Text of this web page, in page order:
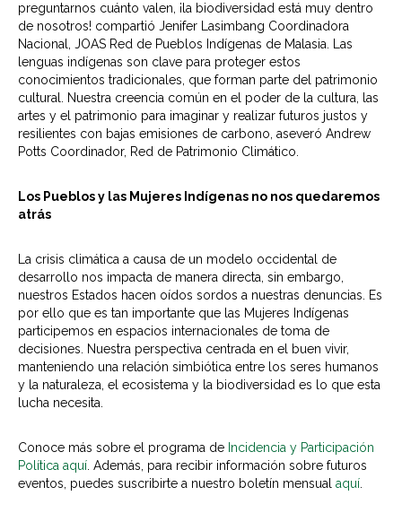
preguntarnos cuánto valen, ¡la biodiversidad está muy dentro
de nosotros! compartió Jenifer Lasimbang Coordinadora
Nacional, JOAS Red de Pueblos Indígenas de Malasia. Las
lenguas indígenas son clave para proteger estos
conocimientos tradicionales, que forman parte del patrimonio
cultural. Nuestra creencia común en el poder de la cultura, las
artes y el patrimonio para imaginar y realizar futuros justos y
resilientes con bajas emisiones de carbono, aseveró Andrew
Potts Coordinador, Red de Patrimonio Climático.
Los Pueblos y las Mujeres Indígenas no nos quedaremos
atrás
La crisis climática a causa de un modelo occidental de
desarrollo nos impacta de manera directa, sin embargo,
nuestros Estados hacen oídos sordos a nuestras denuncias. Es
por ello que es tan importante que las Mujeres Indígenas
participemos en espacios internacionales de toma de
decisiones. Nuestra perspectiva centrada en el buen vivir,
manteniendo una relación simbiótica entre los seres humanos
y la naturaleza, el ecosistema y la biodiversidad es lo que esta
lucha necesita.
Conoce más sobre el programa de Incidencia y Participación
Política aquí. Además, para recibir información sobre futuros
eventos, puedes suscribirte a nuestro boletín mensual aquí.